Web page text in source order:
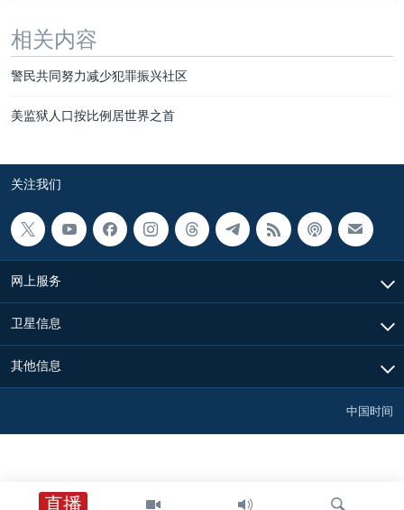
直播
相关内容
警民共同努力减少犯罪振兴社区
美监狱人口按比例居世界之首
关注我们
网上服务
卫星信息
其他信息
中国时间